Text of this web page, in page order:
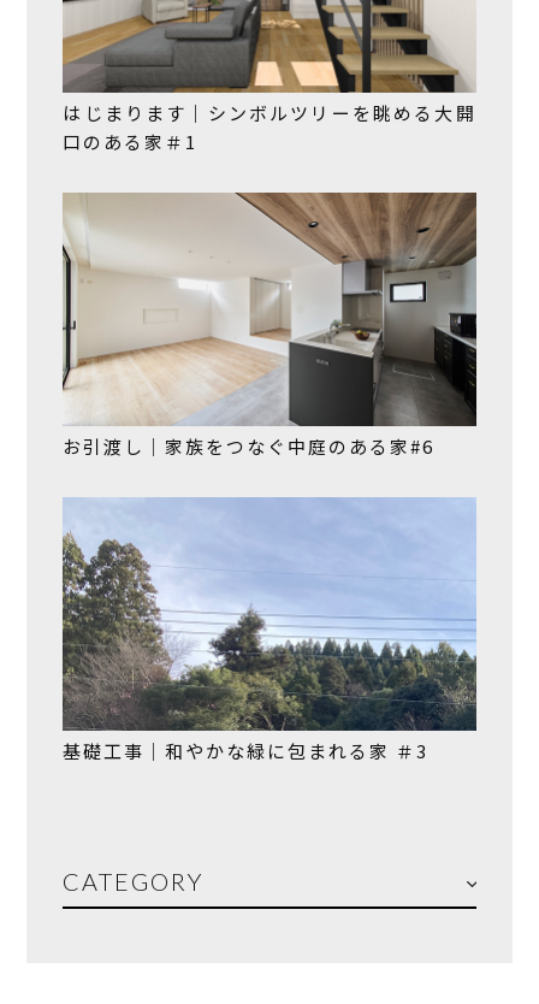
はじまります｜シンボルツリーを眺める大開
口のある家＃1
お引渡し｜家族をつなぐ中庭のある家#6
基礎工事｜和やかな緑に包まれる家 ＃3
CATEGORY